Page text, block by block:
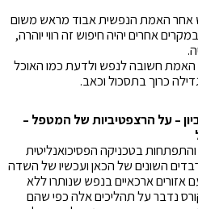
אחר האמת הנפשית אבוד מראש משום
אחרים יהיה חיפוש זה רווי יוהרה,
האמת חשובה לנפש ולדעת כמו האוכל
כרוך בתסכול וכאב.
– על הרצפטיביות של המטפל –
והתפתחות בטכניקה הפסיכואנליטית
השונים של הכאן ועכשיו של השדה
אזורים ארכאיים בנפש שנותרו ללא
נדבר על תהליכים אלה כפי שהם